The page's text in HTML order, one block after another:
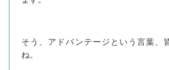
そう、アドバンテージという言葉、
ね。